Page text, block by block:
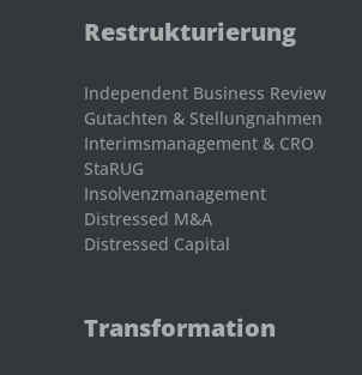
Restrukturierung
Independent Business Review
Gutachten & Stellungnahmen
Interimsmanagement & CRO
StaRUG
Insolvenzmanagement
Distressed M&A
Distressed Capital
Transformation